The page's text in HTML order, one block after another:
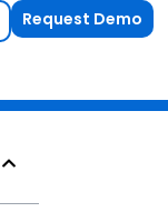
Request Demo